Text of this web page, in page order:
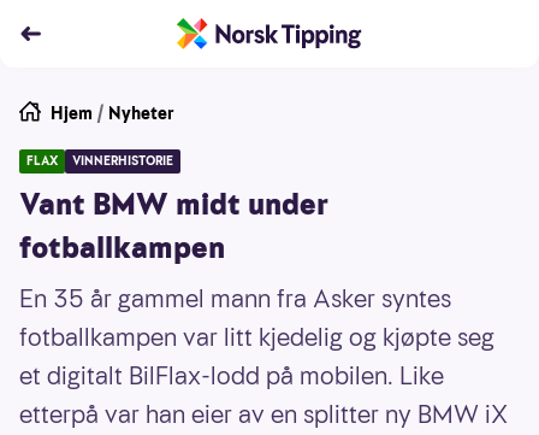
Hjem / Nyheter
FLAX VINNERHISTORIE
Vant BMW midt under
fotballkampen
En 35 år gammel mann fra Asker syntes
fotballkampen var litt kjedelig og kjøpte seg
et digitalt BilFlax-lodd på mobilen. Like
etterpå var han eier av en splitter ny BMW iX